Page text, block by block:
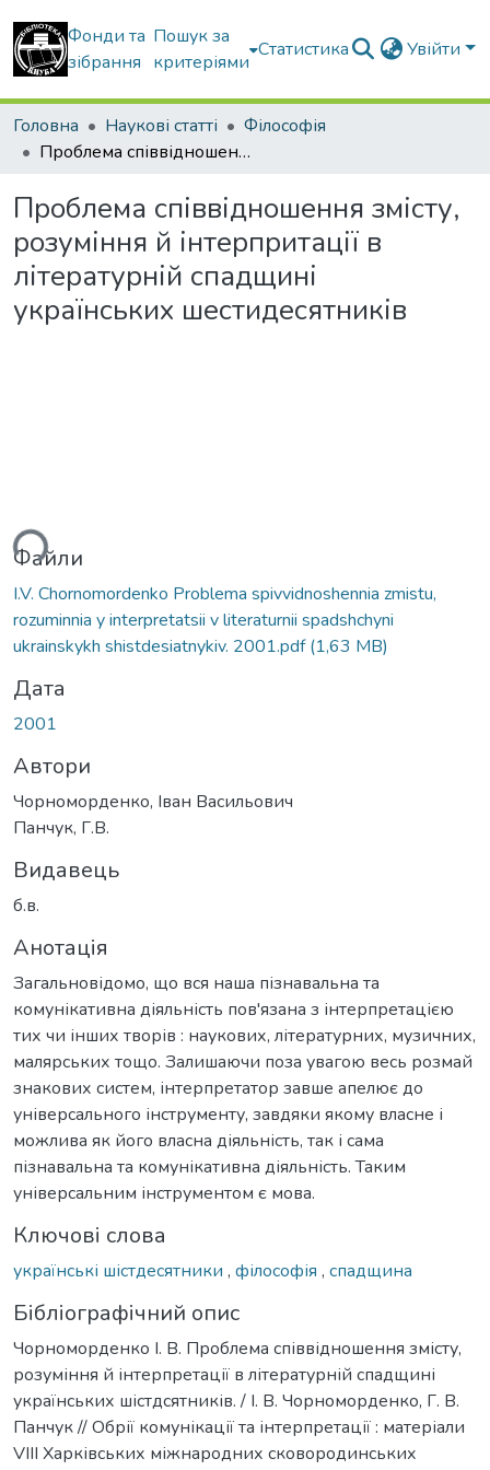
Фонди та
зібрання
Пошук за
критеріями
Статистика Увійти
Головна Наукові статті
Філософія
Проблема співвідношення змісту, розуміння й інтерпритації в літературній спадщині українських шестидесятників
Проблема співвідношення змісту,
розуміння й інтерпритації в
літературній спадщині
українських шестидесятників
Файли
I.V. Chornomordenko Problema spivvidnoshennia zmistu,
rozuminnia y interpretatsii v literaturnii spadshchyni
ukrainskykh shistdesiatnykiv. 2001.pdf(1,63 MB)
Дата
2001
Автори
Чорноморденко, Іван Васильович
Панчук, Г.В.
Видавець
б.в.
Анотація
Загальновідомо, що вся наша пізнавальна та
комунікативна діяльність пов'язана з інтерпретацією
тих чи інших творів : наукових, літературних, музичних,
малярських тощо. Залишаючи поза увагою весь розмай
знакових систем, інтерпретатор завше апелює до
універсального інструменту, завдяки якому власне і
можлива як його власна діяльність, так і сама
пізнавальна та комунікативна діяльність. Таким
універсальним інструментом є мова.
Ключові слова
українські шістдесятники , філософія , спадщина
Бібліографічний опис
Чорноморденко І. В. Проблема співвідношення змісту,
розуміння й інтерпретації в літературній спадщині
українських шістдсятників. / І. В. Чорноморденко, Г. В.
Панчук // Обрії комунікації та інтерпретації : матеріали
VIII Харківських міжнародних сковородинських